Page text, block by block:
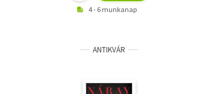
4 - 6 munkanap
ANTIKVÁR